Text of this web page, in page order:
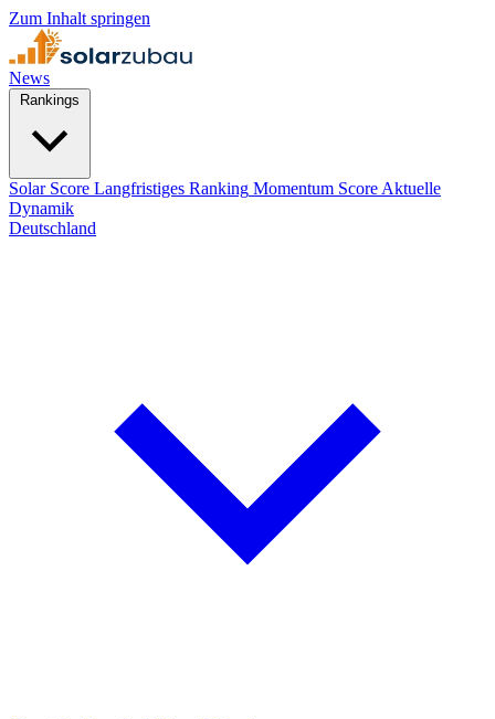
Zum Inhalt springen
News
Solar Score Langfristiges Ranking Momentum Score Aktuelle
Dynamik
Deutschland